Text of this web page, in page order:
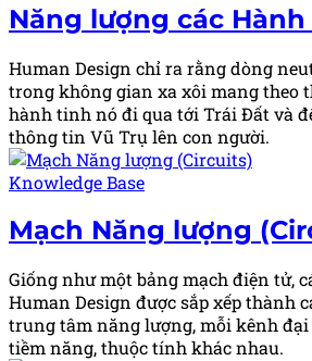
Năng lượng các
Human Design chỉ ra rằng dòng
trong không gian xa xôi mang theo
hành tinh nó đi qua tới Trái Đất và
thông tin Vũ Trụ lên con người.
Posted
Knowledge Base
Mạch Năng lượng
Giống như một bảng mạch điện tử,
Human Design được sắp xếp thành
trung tâm năng lượng, mỗi kênh
tiềm năng, thuộc tính khác nhau.